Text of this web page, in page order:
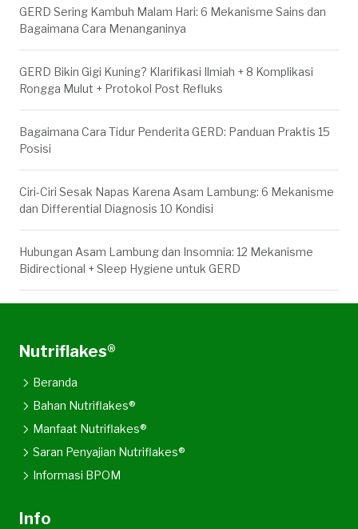
GERD Sering Kambuh Malam Hari: 6 Mekanisme Sains dan
Bagaimana Cara Menanganinya
GERD Bikin Gigi Kuning? Klarifikasi Ilmiah + 8 Komplikasi
Rongga Mulut + Protokol Post Refluks
Bagaimana Cara Tidur Penderita GERD: Panduan Praktis 15
Posisi
Ciri-Ciri Sesak Napas Karena Asam Lambung: 6 Mekanisme
dan Differential Diagnosis 10 Kondisi
Hubungan Asam Lambung dan Insomnia: 12 Mekanisme
Bidirectional + Sleep Hygiene untuk GERD
Nutriflakes®
Beranda
Bahan Nutriflakes®
Manfaat Nutriflakes®
Saran Penyajian Nutriflakes®
Informasi BPOM
Info